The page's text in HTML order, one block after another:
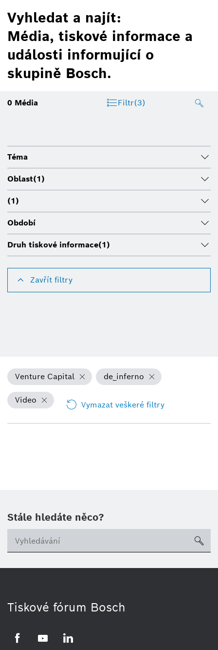
Vyhledat a najít:
Média, tiskové informace a
události informující o
skupině Bosch.
0 Média Filtr(3)
Téma
Oblast(1)
(1)
Období
Druh tiskové informace(1)
Zavřít filtry
Venture Capital de_inferno
Video Vymazat veškeré filtry
Stále hledáte něco?
Tiskové fórum Bosch